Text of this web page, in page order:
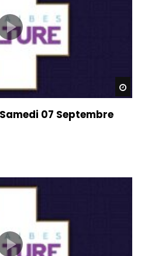
Samedi 07 Septembre